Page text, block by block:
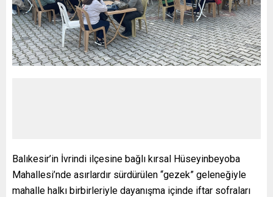
Balıkesir’in İvrindi ilçesine bağlı kırsal Hüseyinbeyoba
Mahallesi’nde asırlardır sürdürülen “gezek” geleneğiyle
mahalle halkı birbirleriyle dayanışma içinde iftar sofraları